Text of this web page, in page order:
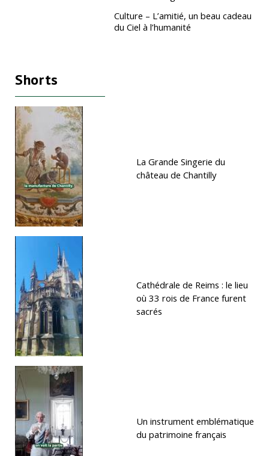
Culture – L’amitié, un beau cadeau
du Ciel à l’humanité
Shorts
La Grande Singerie du
château de Chantilly
Cathédrale de Reims : le lieu
où 33 rois de France furent
sacrés
Un instrument emblématique
du patrimoine français